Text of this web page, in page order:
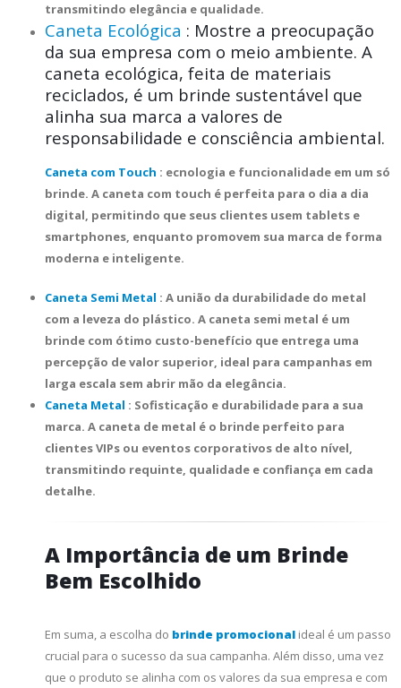
transmitindo elegância e qualidade.
Caneta Ecológica : Mostre a preocupação
da sua empresa com o meio ambiente. A
caneta ecológica, feita de materiais
reciclados, é um brinde sustentável que
alinha sua marca a valores de
responsabilidade e consciência ambiental.
Caneta com Touch : ecnologia e funcionalidade em um só
brinde. A caneta com touch é perfeita para o dia a dia
digital, permitindo que seus clientes usem tablets e
smartphones, enquanto promovem sua marca de forma
moderna e inteligente.
Caneta Semi Metal : A união da durabilidade do metal
com a leveza do plástico. A caneta semi metal é um
brinde com ótimo custo-benefício que entrega uma
percepção de valor superior, ideal para campanhas em
larga escala sem abrir mão da elegância.
Caneta Metal : Sofisticação e durabilidade para a sua
marca. A caneta de metal é o brinde perfeito para
clientes VIPs ou eventos corporativos de alto nível,
transmitindo requinte, qualidade e confiança em cada
detalhe.
A Importância de um Brinde
Bem Escolhido
Em suma, a escolha do brinde promocional ideal é um passo
crucial para o sucesso da sua campanha. Além disso, uma vez
que o produto se alinha com os valores da sua empresa e com